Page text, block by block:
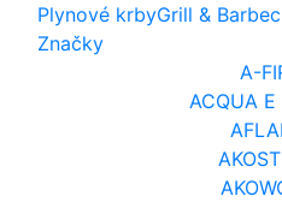
Plynové krbyGrill &
Značky
A-
ACQUA E